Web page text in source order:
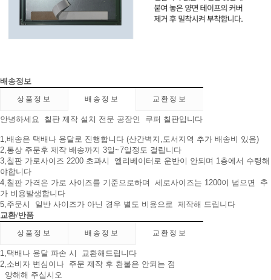
배송정보
상품정보 배송정보 교환정보
안녕하세요 칠판 제작 설치 전문 공장인 쿠퍼 칠판입니다
1,배송은 택배나 용달로 진행합니다 (산간벽지,도서지역 추가 배송비 있음)
2,통상 주문후 제작 배송까지 3일~7일정도 걸립니다
3,칠판 가로사이즈 2200 초과시 엘리베이터로 운반이 안되며 1층에서 수령해
야합니다
4,칠판 가격은 가로 사이즈를 기준으로하며 세로사이즈는 1200이 넘으면 추
가 비용발생합니다
5,주문시 일반 사이즈가 아닌 경우 별도 비용으로 제작해 드립니다
교환/반품
상품정보 배송정보 교환정보
1,택배나 용달 파손 시 교환해드립니다
2,소비자 변심이나 주문 제작 후 환불은 안되는 점
양해해 주십시오